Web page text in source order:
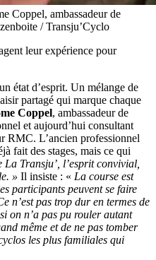
Coppel, ambassadeur de
/ Transju’Cyclo
leur expérience pour
état d’esprit. Un mélange de
partagé qui marque chaque
Coppel, ambassadeur de
et aujourd’hui consultant
RMC. L’ancien professionnel
fait des stages, mais ce qui
La Transju’, l’esprit convivial,
» Il insiste : « La course est
participants peuvent se faire
n’est pas trop dur en termes de
on n’a pas pu rouler autant
même et de ne pas tomber
les plus familiales qui